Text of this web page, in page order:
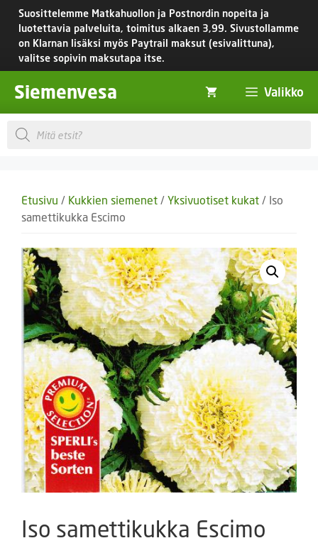
Siirry
sisältöön
Suosittelemme Matkahuollon ja Postnordin nopeita ja
luotettavia palveluita, toimitus alkaen 3,99. Sivustollamme
on Klarnan lisäksi myös Paytrail maksut (esivalittuna),
valitse sopivin maksutapa itse.
Siemenvesa Valikko
Products
search
Etusivu / Kukkien siemenet / Yksivuotiset kukat / Iso
samettikukka Escimo
Iso samettikukka Escimo